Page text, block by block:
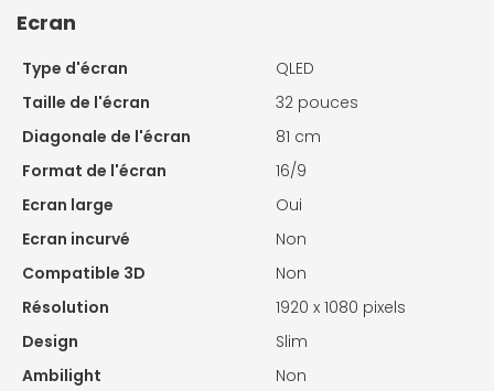
Ecran
Type d'écran
QLED
Taille de l'écran
32 pouces
Diagonale de l'écran
81 cm
Format de l'écran
16/9
Ecran large
Oui
Ecran incurvé
Non
Compatible 3D
Non
Résolution
1920 x 1080 pixels
Design
Slim
Ambilight
Non